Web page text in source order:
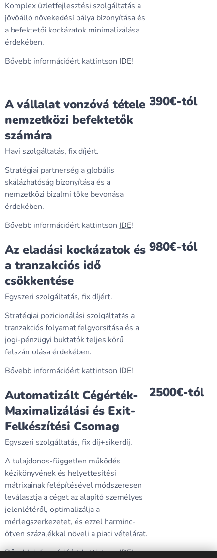
Komplex üzletfejlesztési szolgáltatás a
jövőálló növekedési pálya bizonyítása és
a befektetői kockázatok minimalizálása
érdekében.
Bővebb információért kattintson IDE!
A vállalat vonzóvá tétele
nemzetközi befektetők
számára
Havi szolgáltatás, fix díjért.
Stratégiai partnerség a globális
skálázhatóság bizonyítása és a
nemzetközi bizalmi tőke bevonása
érdekében.
Bővebb információért kattintson IDE!
390€-tól
Az eladási kockázatok és
a tranzakciós idő
csökkentése
Egyszeri szolgáltatás, fix díjért.
Stratégiai pozicionálási szolgáltatás a
tranzakciós folyamat felgyorsítása és a
jogi-pénzügyi buktatók teljes körű
felszámolása érdekében.
Bővebb információért kattintson IDE!
980€-tól
Automatizált Cégérték-
Maximalizálási és Exit-
Felkészítési Csomag
Egyszeri szolgáltatás, fix díj+sikerdíj.
A tulajdonos-független működés
kézikönyvének és helyettesítési
mátrixainak felépítésével módszeresen
leválasztja a céget az alapító személyes
jelenlétéről, optimalizálja a
mérlegszerkezetet, és ezzel harminc-
ötven százalékkal növeli a piaci vételárat.
Bővebb információért kattintsonIDE!
2500€-tól